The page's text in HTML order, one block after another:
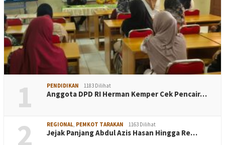
1 PENDIDIKAN 1183 Dilihat
Anggota DPD RI Herman Kemper Cek Pencair…
2 REGIONAL PEMKOT TARAKAN 1163 Dilihat
Jejak Panjang Abdul Azis Hasan Hingga Re…